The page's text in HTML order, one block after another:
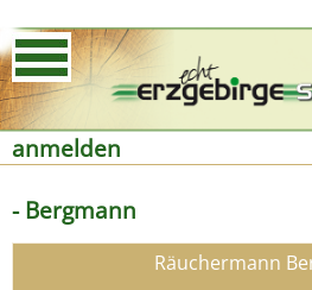
anmelden
- Bergmann
Räuchermann